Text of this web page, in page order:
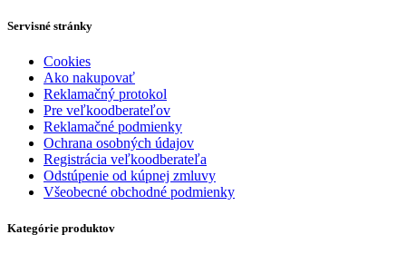
Servisné stránky
Cookies
Ako nakupovať
Reklamačný protokol
Pre veľkoodberateľov
Reklamačné podmienky
Ochrana osobných údajov
Registrácia veľkoodberateľa
Odstúpenie od kúpnej zmluvy
Všeobecné obchodné podmienky
Kategórie produktov